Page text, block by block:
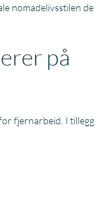
nomadelivsstilen de
på
fjernarbeid. I tillegg